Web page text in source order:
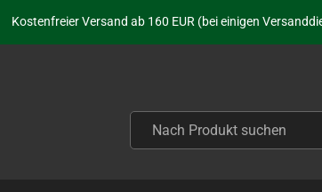
Kostenfreier Versand ab 160 EUR (bei einigen
Seit über 20 Jahren Deine Anlaufstelle für neue Retro-
Täglicher Versand Mo - Fr aus Deutschland - zollfrei